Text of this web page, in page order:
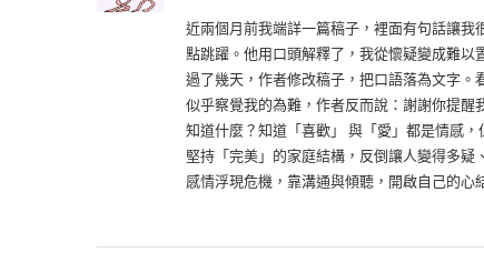
近兩個月前我端詳一篇稿子，裡面有句話讓
點跳躍。他用口頭解釋了，我從懷疑變成難以
過了幾天，作者修改稿子，把口語落為文字
似乎察覺我的為難，作者反而說：謝謝你提
知道什麼？知道「喜歡」 與「愛」都是情感
堅持「完美」的家庭結構，反倒讓人變得多疑
感情浮現危機，靠溝通與傾聽，開啟自己的心